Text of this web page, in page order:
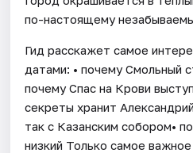
по-настоящему
Гид расскажет самое
датами: • почему Смольный
почему Спас на Крови
секреты хранит
так с Казанским собором•
низкий Только самое